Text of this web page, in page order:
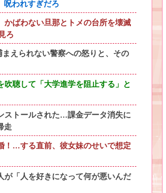
呪われすぎだろ
かばわない旦那とトメの台所を壊滅
ろ
えられない警察への怒りと、その
聴して「大学進学を阻止する」と
ストールされた…課金データ消失に
走
！…する直前、彼女妹のせいで想定
が「人を好きになって何が悪いんだ